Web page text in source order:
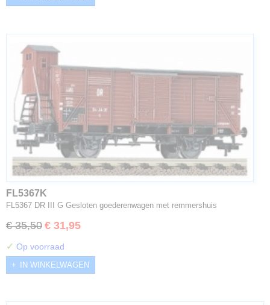
FL5367K
FL5367 DR III G Gesloten goederenwagen met remmershuis
€ 35,50 € 31,95
✓ Op voorraad
IN WINKELWAGEN